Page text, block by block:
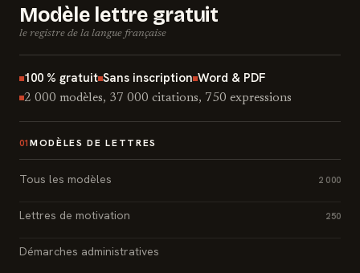
Modèle lettre gratuit
le registre de la langue française
100 % gratuit Sans inscription Word & PDF
2 000 modèles, 37 000 citations, 750 expressions
01 MODÈLES DE LETTRES
Tous les modèles 2 000
Lettres de motivation 250
Démarches administratives